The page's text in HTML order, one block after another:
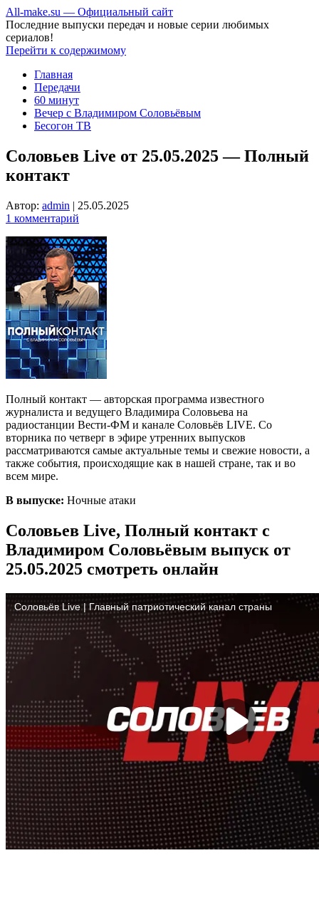
All-make.su — Официальный сайт
Последние выпуски передач и новые серии любимых
сериалов!
Перейти к содержимому
Главная
Передачи
60 минут
Вечер с Владимиром Соловьёвым
Бесогон ТВ
Соловьев Live от 25.05.2025 — Полный
контакт
Автор: admin | 25.05.2025
1 комментарий
Полный контакт — авторская программа известного
журналиста и ведущего Владимира Соловьева на
радиостанции Вести-ФМ и канале Соловьёв LIVE. Со
вторника по четверг в эфире утренних выпусков
рассматриваются самые актуальные темы и свежие новости, а
также события, происходящие как в нашей стране, так и во
всем мире.
В выпуске: Ночные атаки
Соловьев Live, Полный контакт с
Владимиром Соловьёвым выпуск от
25.05.2025 смотреть онлайн